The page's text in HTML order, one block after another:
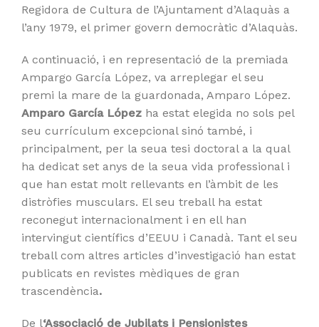
Regidora de Cultura de l’Ajuntament d’Alaquàs a
l’any 1979, el primer govern democràtic d’Alaquàs.
A continuació, i en representació de la premiada
Ampargo García López, va arreplegar el seu
premi la mare de la guardonada, Amparo López.
Amparo García López ha estat elegida no sols pel
seu currículum excepcional sinó també, i
principalment, per la seua tesi doctoral a la qual
ha dedicat set anys de la seua vida professional i
que han estat molt rellevants en l’àmbit de les
distròfies musculars. El seu treball ha estat
reconegut internacionalment i en ell han
intervingut científics d’EEUU i Canadà. Tant el seu
treball com altres articles d’investigació han estat
publicats en revistes mèdiques de gran
trascendència.
De l‘Associació de Jubilats i Pensionistes